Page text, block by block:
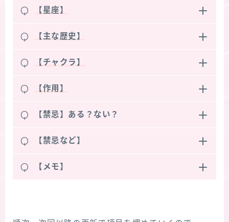
Q 【星座】
Q 【主な歴史】
Q 【チャクラ】
Q 【作用】
Q 【禁忌】ある？ない？
Q 【禁忌など】
Q 【メモ】